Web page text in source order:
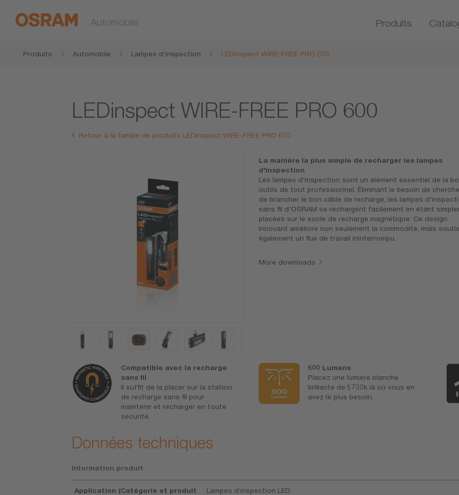
Automobile Produits
Produits Automobile Lampes d'inspection LEDinspect WIRE-FREE PRO 600
LEDinspect WIRE-FREE PRO 600
Retour à la famille de produits LEDinspect WIRE-FREE PRO 600
La manière la plus simple de recharger les lampes
d'inspection
Les lampes d'inspection sont un élément essentiel de la
outils de tout professionnel. Éliminant le besoin de
de brancher le bon câble de recharge, les lampes
sans fil d'OSRAM se rechargent facilement en étant
placées sur le socle de recharge magnétique. Ce design
innovant améliore non seulement la commodité, mais
également un flux de travail ininterrompu.
More downloads
Compatible avec la recharge
sans fil
Il suffit de la placer sur la station
de recharge sans fil pour
maintenir et recharger en toute
sécurité.
600 Lumens
Placez une lumière blanche
brillante de 5700k là où vous en
avez le plus besoin.
Données techniques
Information produit
Application (Catégorie et produit
Lampes d’inspection LED